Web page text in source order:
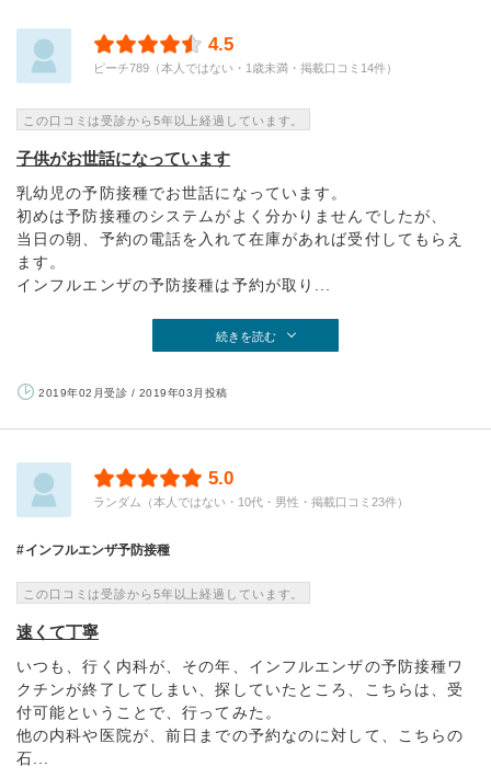
4.5
ピーチ789（本人ではない・1歳未満・掲載口コミ14件）
この口コミは受診から5年以上経過しています。
子供がお世話になっています
乳幼児の予防接種でお世話になっています。
初めは予防接種のシステムがよく分かりませんでしたが、
当日の朝、予約の電話を入れて在庫があれば受付してもらえ
ます。
インフルエンザの予防接種は予約が取り...
続きを読む
2019年02月受診 / 2019年03月投稿
5.0
ランダム（本人ではない・10代・男性・掲載口コミ23件）
インフルエンザ予防接種
この口コミは受診から5年以上経過しています。
速くて丁寧
いつも、行く内科が、その年、インフルエンザの予防接種ワ
クチンが終了してしまい、探していたところ、こちらは、受
付可能ということで、行ってみた。
他の内科や医院が、前日までの予約なのに対して、こちらの
石...